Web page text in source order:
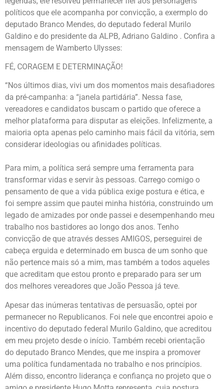
políticos que ele acompanha por convicção, a exermplo do
deputado Branco Mendes, do deputado federal Murilo
Galdino e do presidente da ALPB, Adriano Galdino . Confira a
mensagem de Wamberto Ulysses:
FÉ, CORAGEM E DETERMINAÇÃO!
“Nos últimos dias, vivi um dos momentos mais desafiadores
da pré-campanha: a “janela partidária”. Nessa fase,
vereadores e candidatos buscam o partido que oferece a
melhor plataforma para disputar as eleições. Infelizmente, a
maioria opta apenas pelo caminho mais fácil da vitória, sem
considerar ideologias ou afinidades políticas.
Para mim, a política será sempre uma ferramenta para
transformar vidas e servir às pessoas. Carrego comigo o
pensamento de que a vida pública exige postura e ética, e
foi sempre assim que pautei minha história, construindo um
legado de amizades por onde passei e desempenhando meu
trabalho nos bastidores ao longo dos anos. Tenho
convicção de que através desses AMIGOS, perseguirei de
cabeça erguida e determinado em busca de um sonho que
não pertence mais só a mim, mas também a todos aqueles
que acreditam que estou pronto e preparado para ser um
dos melhores vereadores que João Pessoa já teve.
Apesar das inúmeras tentativas de persuasão, optei por
permanecer no Republicanos. Foi nele que encontrei apoio e
incentivo do deputado federal Murilo Galdino, que acreditou
em meu projeto desde o início. Também recebi orientação
do deputado Branco Mendes, que me inspira a promover
uma política fundamentada no trabalho e nos princípios.
Além disso, encontro liderança e confiança no projeto que o